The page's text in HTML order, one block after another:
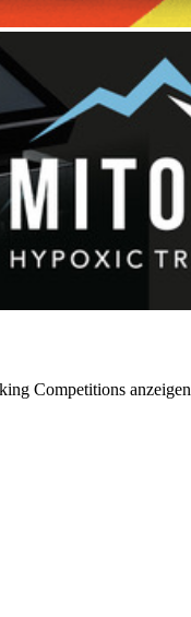
Competitions anzeigen